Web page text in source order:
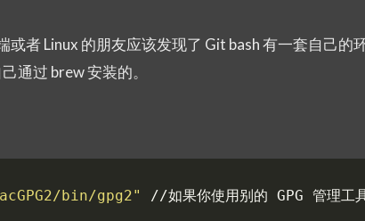
者 Linux 的朋友应该发现了 Git bash 有一套自己的
通过 brew 安装的。
bin/gpg2"